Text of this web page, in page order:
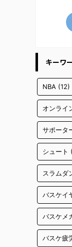
キーワ
NBA (12)
オンライ
サポータ
シュート
スラムダ
バスケイ
バスケメ
バスケ疲